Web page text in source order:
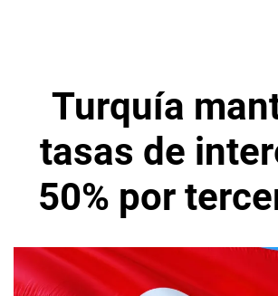
Turquía
tasas de
50% por